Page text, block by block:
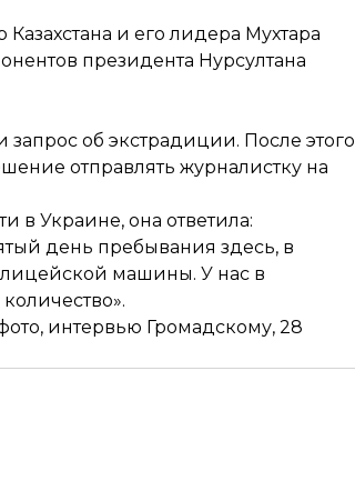
и его лидера Мухтара
президента Нурсултана
об экстрадиции. После этого
отправлять журналистку на
в Украине, она ответила:
день пребывания здесь, в
машины. У нас в
интервью Громадскому, 28